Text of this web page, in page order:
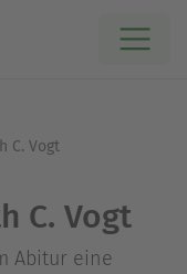
C. Vogt
C. Vogt
Abitur eine